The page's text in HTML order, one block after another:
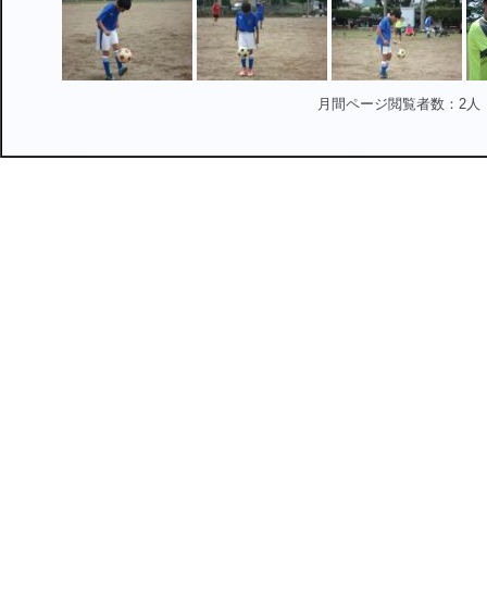
月間ページ閲覧者数：2人